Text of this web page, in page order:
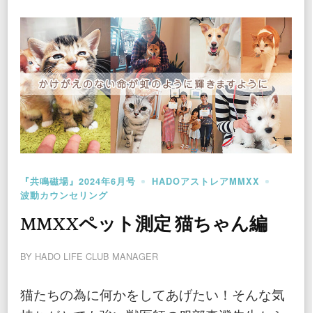
『共鳴磁場』2024年6月号
HADOアストレアMMXX
波動カウンセリング
MMXXペット測定 猫ちゃん編
BY HADO LIFE CLUB MANAGER
猫たちの為に何かをしてあげたい！そんな気